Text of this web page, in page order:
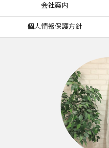
会社案内
個人情報保護方針